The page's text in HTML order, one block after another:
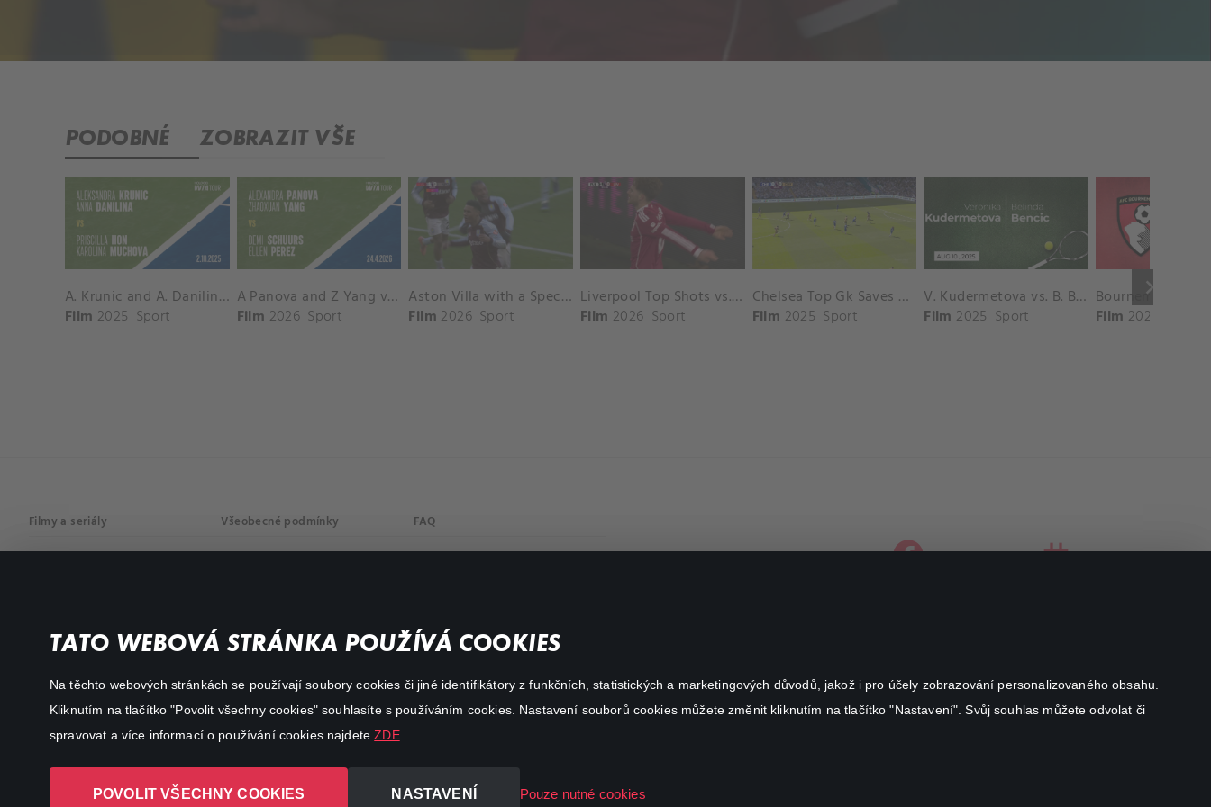
TATO WEBOVÁ STRÁNKA POUŽÍVÁ COOKIES
Na těchto webových stránkách se používají soubory cookies či jiné identifikátory z funkčních, statistických a marketingových důvodů, jakož i pro účely zobrazování personalizovaného obsahu.
Kliknutím na tlačítko "Povolit všechny cookies" souhlasíte s používáním cookies. Nastavení souborů cookies můžete změnit kliknutím na tlačítko "Nastavení". Svůj souhlas můžete odvolat či
spravovat a více informací o používání cookies najdeteZDE.
POVOLIT VŠECHNY COOKIES NASTAVENÍ Pouze nutné cookies
PODOBNÉ ZOBRAZIT VŠE
keyboard_arrow_right
A. Krunic and A. Danilina vs. P. Hon and K. Muchova Match Highlights - BEIJING_Capital Group Diamond ( October 02, 2025)
Film 2025 Sport
A Panova and Z Yang vs D Schuurs and E Perez Match Highlights - MADRID_Court 8 ( April 24, 2026)
Film 2026 Sport
Aston Villa with a Spectacular Goal vs. Nottingham Forest
Film 2026 Sport
Liverpool Top Shots vs. Fulham
Film 2026 Sport
Chelsea Top Gk Saves vs. Crystal Palace
Film 2025 Sport
V. Kudermetova vs. B. Bencic Match Highlights - CINCINNATI_Champions Court ( August 10, 2025)
Film 2025 Sport Film 2025
Filmy a seriály
Akční
Všeobecné podmínky FAQ
facebookinstagram
Canal+ Luxembourg S. à r.l. se sídlem Rue Albert Borschette 4,